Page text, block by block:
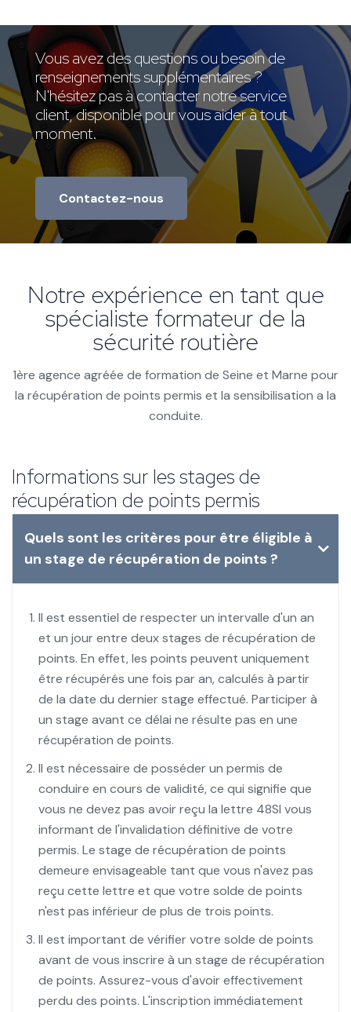
Vous avez des questions ou besoin de
renseignements supplémentaires ?
N'hésitez pas à contacter notre service
client, disponible pour vous aider à tout
moment.
Contactez-nous
Notre expérience en tant que
spécialiste formateur de la
sécurité routière
1ère agence agréée de formation de Seine et Marne pour
la récupération de points permis et la sensibilisation a la
conduite.
Informations sur les stages de
récupération de points permis
Quels sont les critères pour être éligible à
un stage de récupération de points ?
Il est essentiel de respecter un intervalle d'un an
et un jour entre deux stages de récupération de
points. En effet, les points peuvent uniquement
être récupérés une fois par an, calculés à partir
de la date du dernier stage effectué. Participer à
un stage avant ce délai ne résulte pas en une
récupération de points.
Il est nécessaire de posséder un permis de
conduire en cours de validité, ce qui signifie que
vous ne devez pas avoir reçu la lettre 48SI vous
informant de l'invalidation définitive de votre
permis. Le stage de récupération de points
demeure envisageable tant que vous n'avez pas
reçu cette lettre et que votre solde de points
n'est pas inférieur de plus de trois points.
Il est important de vérifier votre solde de points
avant de vous inscrire à un stage de récupération
de points. Assurez-vous d'avoir effectivement
perdu des points. L'inscription immédiatement